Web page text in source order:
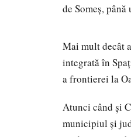
de Someș,
Mai mult decât
integrată în
a frontierei la
Atunci când și
municipiul și